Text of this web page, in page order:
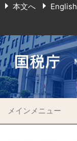
本文へ English
メインメニュー